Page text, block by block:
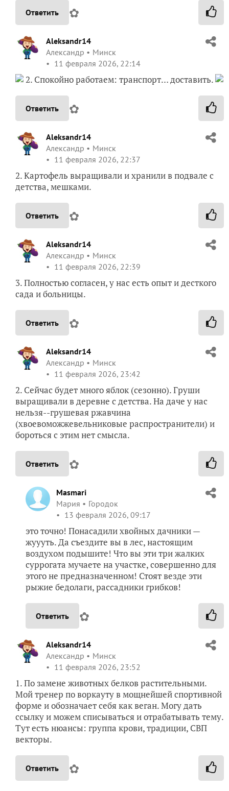
Ответить ✿
Aleksandr14
Александр
Минск
11 февраля 2026, 22:14
2. Спокойно работаем: транспорт… доставить.
Ответить ✿
Aleksandr14
Александр
Минск
11 февраля 2026, 22:37
2. Картофель выращивали и хранили в подвале с
детства, мешками.
Ответить ✿
Aleksandr14
Александр
Минск
11 февраля 2026, 22:39
3. Полностью согласен, у нас есть опыт и десткого
сада и больницы.
Ответить ✿
Aleksandr14
Александр
Минск
11 февраля 2026, 23:42
2. Сейчас будет много яблок (сезонно). Груши
выращивали в деревне с детства. На даче у нас
нельзя--грушевая ржавчина
(хвоевоможжевельниковые распространители) и
бороться с этим нет смысла.
Ответить ✿
Masmari
Мария
Городок
13 февраля 2026, 09:17
это точно! Понасадили хвойных дачники —
жуууть. Да съездите вы в лес, настоящим
воздухом подышите! Что вы эти три жалких
суррогата мучаете на участке, совершенно для
этого не предназначенном! Стоят везде эти
рыжие бедолаги, рассадники грибков!
Ответить ✿
Aleksandr14
Александр
Минск
11 февраля 2026, 23:52
1. По замене животных белков растительными.
Мой тренер по воркауту в мощнейшей спортивной
форме и обозначает себя как веган. Могу дать
ссылку и можем списываться и отрабатывать тему.
Тут есть нюансы: группа крови, традиции, СВП
векторы.
Ответить ✿